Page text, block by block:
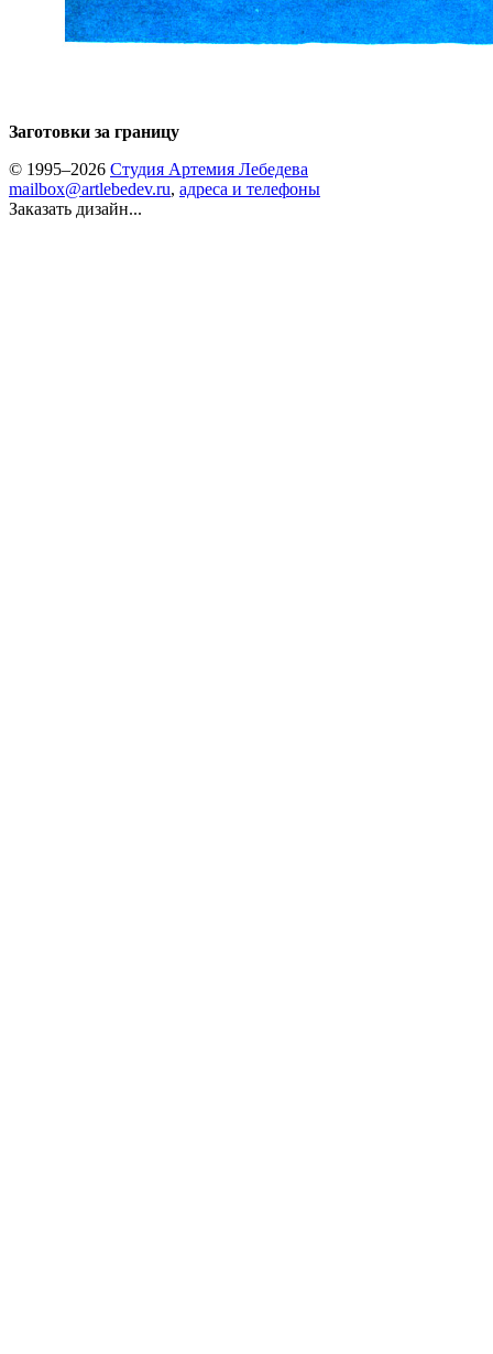
Заготовки за границу
© 1995–2026 Студия Артемия Лебедева
mailbox@artlebedev.ru, адреса и телефоны
Заказать дизайн...